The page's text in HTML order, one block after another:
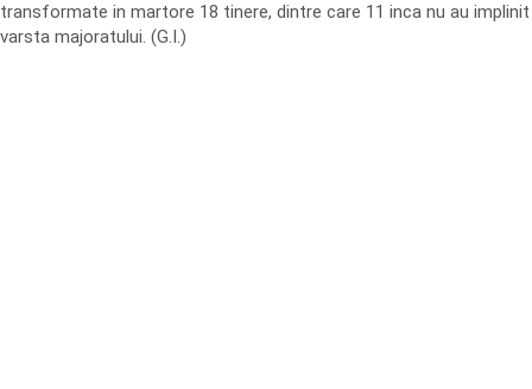
transformate in martore 18 tinere, dintre care 11 inca nu au implinit
varsta majoratului. (G.I.)